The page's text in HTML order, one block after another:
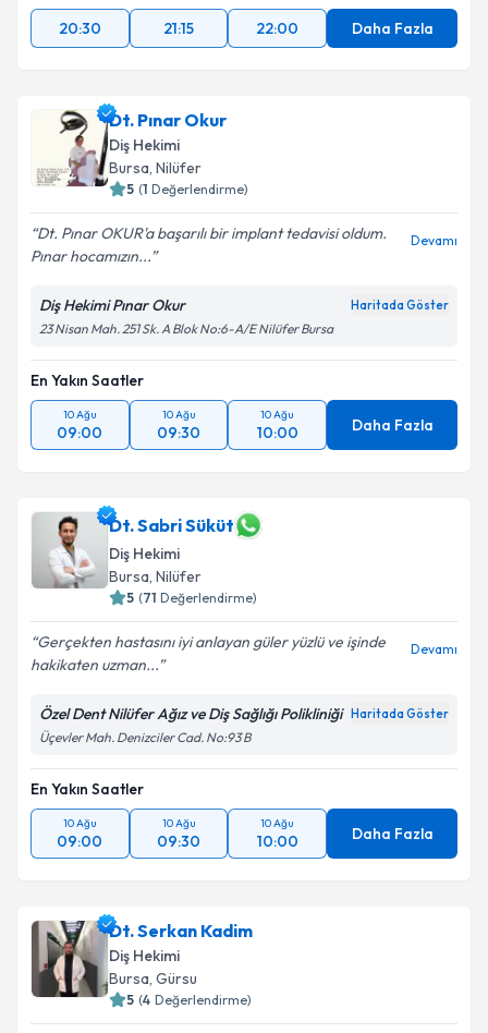
20:30
21:15 22:00 Daha Fazla
Dt. Pınar Okur
Diş Hekimi
Bursa, Nilüfer
5 (1 Değerlendirme)
Dt. Pınar OKUR'a başarılı bir implant tedavisi oldum.
Pınar hocamızın...
Devamı
Diş Hekimi Pınar Okur Haritada Göster
23 Nisan Mah. 251 Sk. A Blok No:6-A/E Nilüfer Bursa
En Yakın Saatler
10 Ağu
09:00
10 Ağu
09:30
10 Ağu
10:00 Daha Fazla
Dt. Sabri Süküt
Diş Hekimi
Bursa, Nilüfer
5 (71 Değerlendirme)
Gerçekten hastasını iyi anlayan güler yüzlü ve işinde
hakikaten uzman...
Devamı
Özel Dent Nilüfer Ağız ve Diş Sağlığı Polikliniği Haritada Göster
Üçevler Mah. Denizciler Cad. No:93 B
En Yakın Saatler
10 Ağu
09:00
10 Ağu
09:30
10 Ağu
10:00 Daha Fazla
Dt. Serkan Kadim
Diş Hekimi
Bursa, Gürsu
5 (4 Değerlendirme)